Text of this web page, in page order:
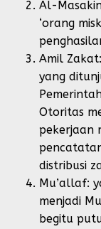
Al-
‘orang
Amil
yang
Otoritas
pekerjaan
distribusi
Mu’allaf:
menjadi
begitu